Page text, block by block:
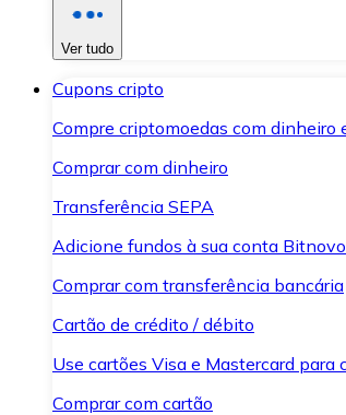
Ver tudo
Cupons cripto
Compre criptomoedas com dinheiro
Comprar com dinheiro
Transferência SEPA
Adicione fundos à sua conta
Comprar com transferência bancária
Cartão de crédito / débito
Use cartões Visa e Mastercard para
Comprar com cartão